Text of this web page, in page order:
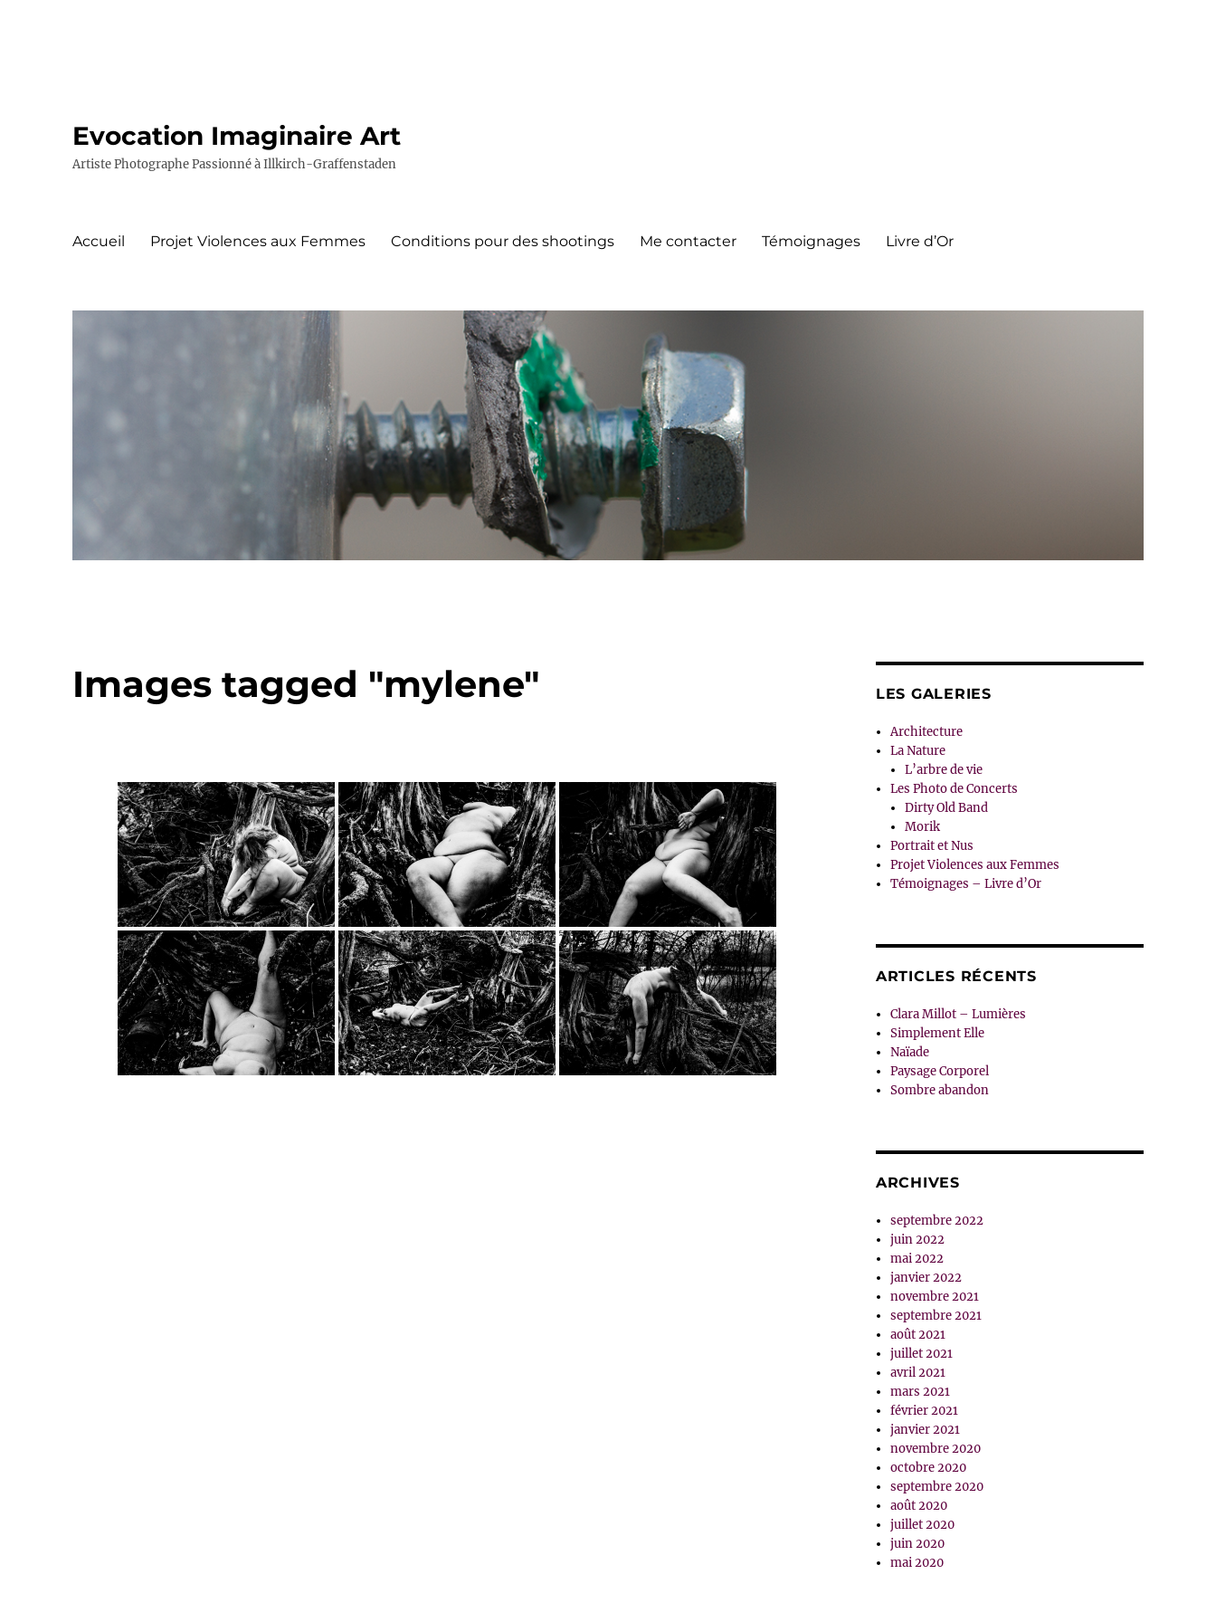
Evocation Imaginaire Art
Artiste Photographe Passionné à Illkirch-Graffenstaden
Accueil Projet Violences aux Femmes Conditions pour des shootings Me contacter Témoignages Livre d’Or
Images tagged "mylene" LES GALERIES
Architecture
La Nature
L’arbre de vie
Les Photo de Concerts
Dirty Old Band
Morik
Portrait et Nus
Projet Violences aux Femmes
Témoignages – Livre d’Or
ARTICLES RÉCENTS
Clara Millot – Lumières
Simplement Elle
Naïade
Paysage Corporel
Sombre abandon
ARCHIVES
septembre 2022
juin 2022
mai 2022
janvier 2022
novembre 2021
septembre 2021
août 2021
juillet 2021
avril 2021
mars 2021
février 2021
janvier 2021
novembre 2020
octobre 2020
septembre 2020
août 2020
juillet 2020
juin 2020
mai 2020